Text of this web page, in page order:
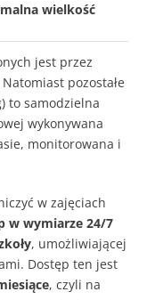
wielkość
jest przez
Natomiast pozostałe
to samodzielna
wykonywana
monitorowana i
w zajęciach
w wymiarze 24/7
, umożliwiającej
Dostęp ten jest
, czyli na